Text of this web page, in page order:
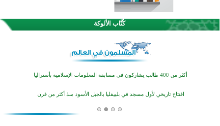
كُتَّاب الألوكة
اختتام الدورة التاسعة لمسابقة حفظ وتلاوة القرآن الكريم في أزناكاييف
أكثر من 100 شخص يتعرفون على الإسلام خلال يوم المسجد المفتوح في ميلفيل
اختتام منافسات قرآنية متميزة في بنغلاديش بمشاركة 3000 متسابق
منطقة ريبوفسي تحتفل بميلاد مسجد جديد في أجواء إيمانية مميزة